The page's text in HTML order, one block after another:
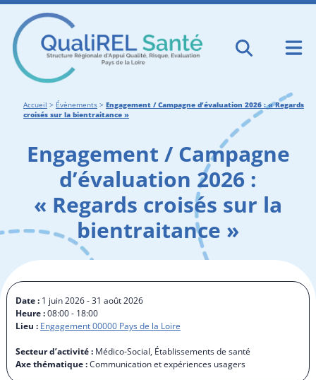
Accueil > Évènements > Engagement / Campagne d’évaluation 2026 : « Regards
croisés sur la bientraitance »
Engagement / Campagne
d’évaluation 2026 :
« Regards croisés sur la
bientraitance »
Date : 1 juin 2026 - 31 août 2026
Heure :08:00 - 18:00
Lieu : Engagement 00000 Pays de la Loire
Secteur d’activité : Médico-Social, Établissements de santé
Axe thématique :Communication et expériences usagers